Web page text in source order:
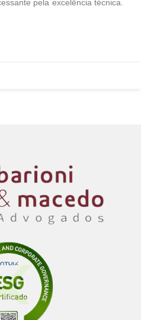
pela excelência técnica.